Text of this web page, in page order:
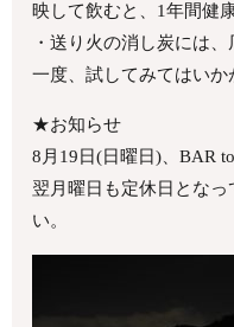
映して飲むと、1年間健
・送り火の消し炭には
一度、試してみてはいか
★お知らせ
8月19日(日曜日)、BAR
翌月曜日も定休日とな
い。